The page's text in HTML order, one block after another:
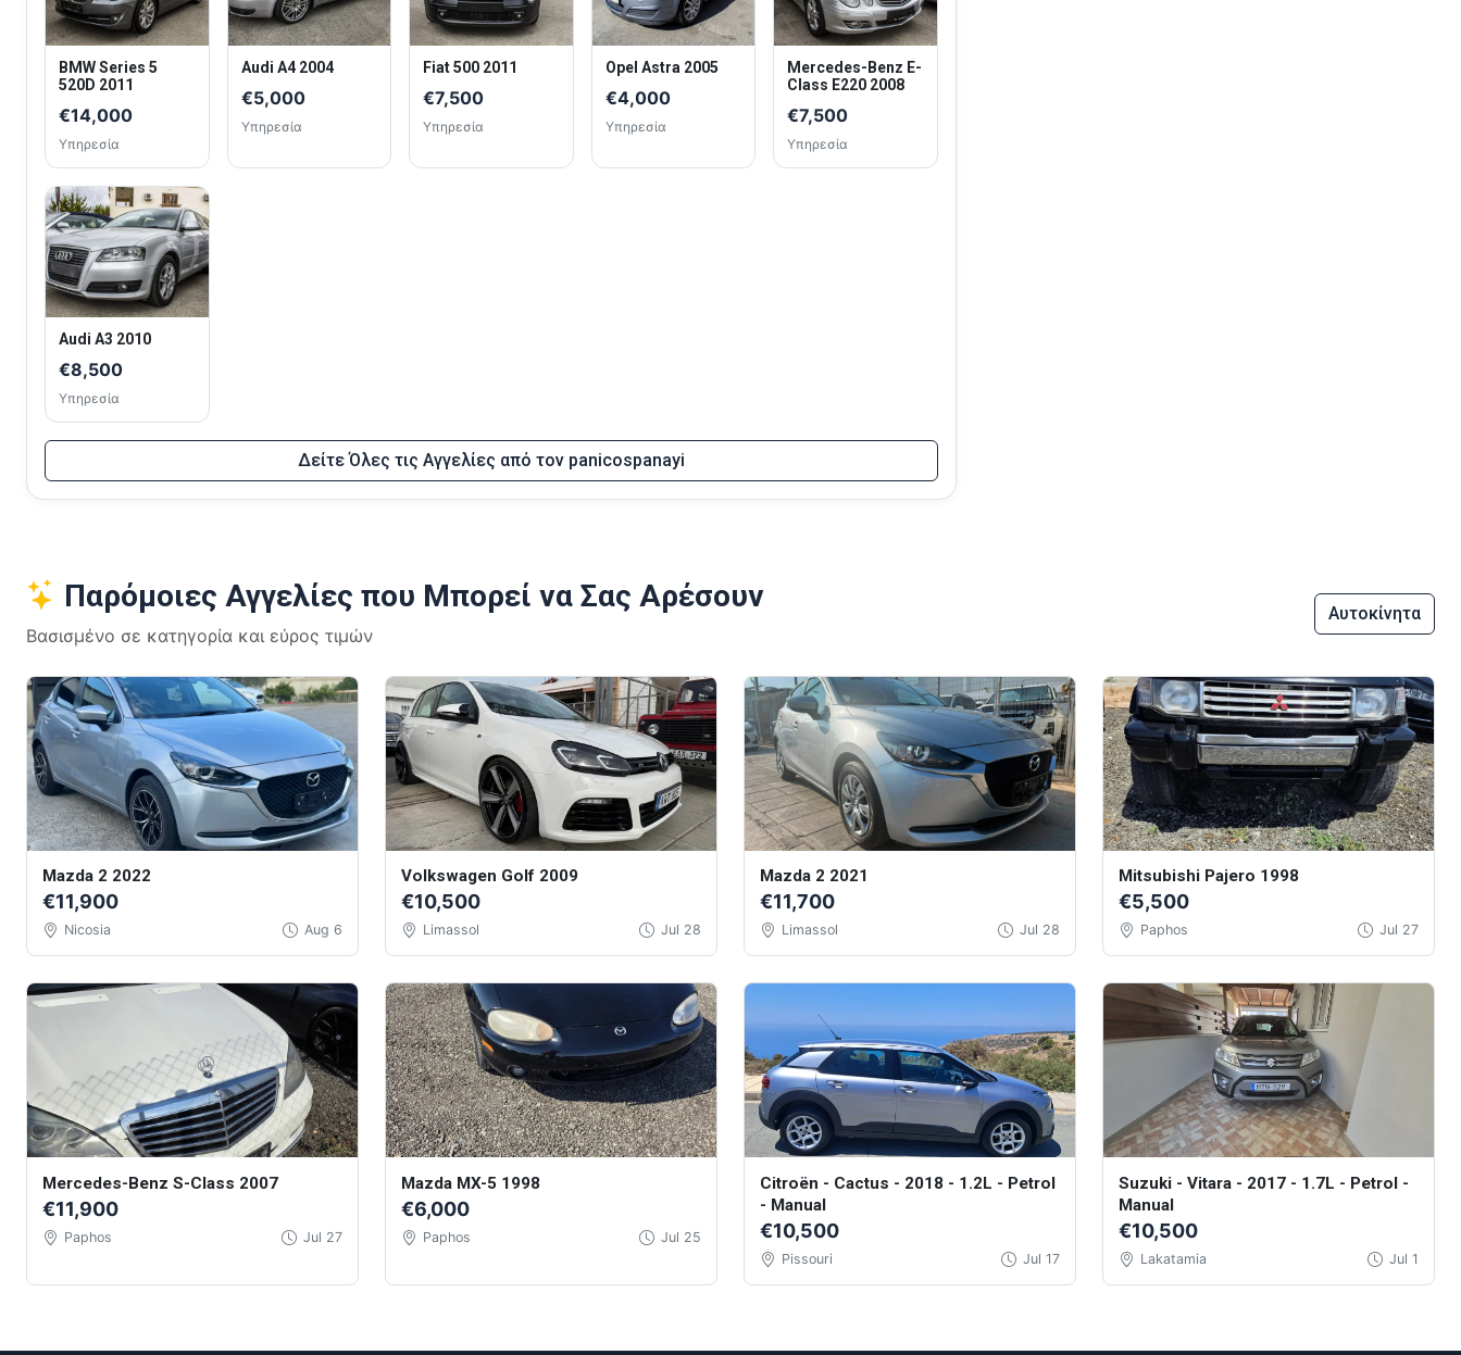
BMW Series 5
520D 2011
€14,000
Υπηρεσία
Audi A4 2004
€5,000
Υπηρεσία
Fiat 500 2011
€7,500
Υπηρεσία
Opel Astra 2005
€4,000
Υπηρεσία
Mercedes-Benz E-
Class E220 2008
€7,500
Υπηρεσία
Audi A3 2010
€8,500
Υπηρεσία
Δείτε Όλες τις Αγγελίες από τον panicospanayi
Παρόμοιες Αγγελίες που Μπορεί να Σας Αρέσουν
Βασισμένο σε κατηγορία και εύρος τιμών
Αυτοκίνητα
Mazda 2 2022
€11,900
Nicosia Aug 6
Volkswagen Golf 2009
€10,500
Limassol Jul 28
Mazda 2 2021
€11,700
Limassol Jul 28
Mitsubishi Pajero 1998
€5,500
Paphos Jul 27
Mercedes-Benz S-Class 2007
€11,900
Paphos Jul 27
Mazda MX-5 1998
€6,000
Paphos Jul 25
Citroën - Cactus - 2018 - 1.2L - Petrol
- Manual
€10,500
Pissouri Jul 17
Suzuki - Vitara - 2017 - 1.7L - Petrol -
Manual
€10,500
Lakatamia Jul 1